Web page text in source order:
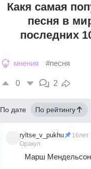
Какя самая
песня в
последних
мнения #песня
0 2
По дате По рейтингу
ryltse_v_pukhu
Оракул
16лет
Марш